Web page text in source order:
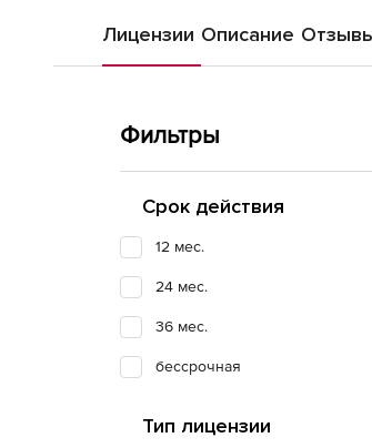
Лицензии Описание
Фильтры
Срок действия
12 мес.
24 мес.
36 мес.
бессрочная
Тип лицензии